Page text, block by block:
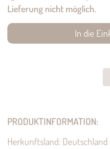
Lieferung nicht möglich.
PRODUKTINFORMATION:
Herkunftsland: Deutschland